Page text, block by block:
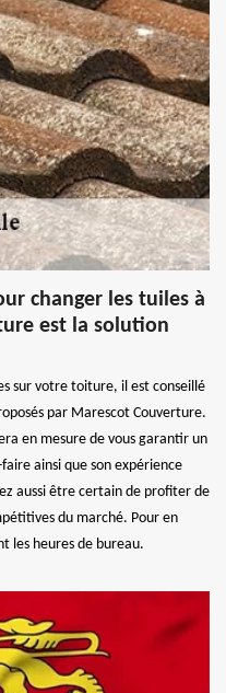
changer les tuiles à
est la solution
sur votre toiture, il est conseillé
par Marescot Couverture.
en mesure de vous garantir un
ainsi que son expérience
aussi être certain de profiter de
du marché. Pour en
les heures de bureau.